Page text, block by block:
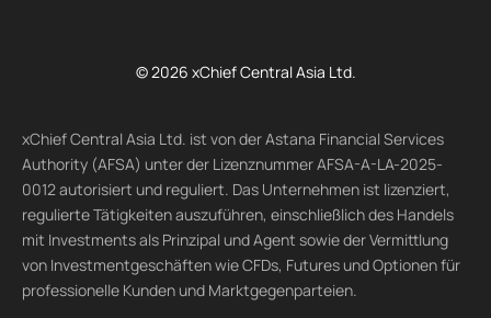
© 2026 xChief Central Asia Ltd.
xChief Central Asia Ltd. ist von der Astana Financial Services
Authority (AFSA) unter der Lizenznummer AFSA-A-LA-2025-
0012 autorisiert und reguliert. Das Unternehmen ist lizenziert,
regulierte Tätigkeiten auszuführen, einschließlich des Handels
mit Investments als Prinzipal und Agent sowie der Vermittlung
von Investmentgeschäften wie CFDs, Futures und Optionen für
professionelle Kunden und Marktgegenparteien.